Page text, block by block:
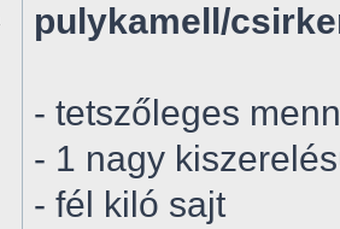
pulykamell/
- tetszőleges
- 1 nagy
- fél kiló sajt